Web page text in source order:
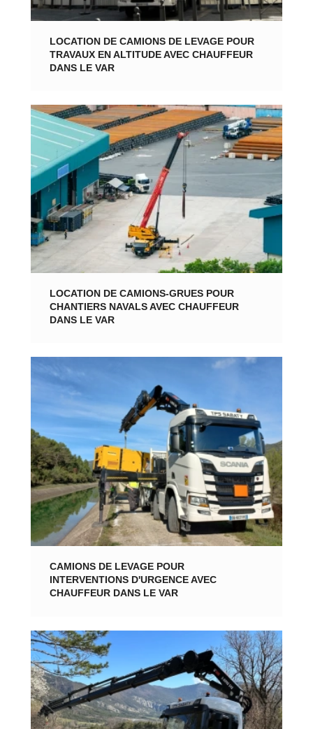
LOCATION DE CAMIONS DE LEVAGE POUR
TRAVAUX EN ALTITUDE AVEC CHAUFFEUR
DANS LE VAR
LOCATION DE CAMIONS-GRUES POUR
CHANTIERS NAVALS AVEC CHAUFFEUR
DANS LE VAR
CAMIONS DE LEVAGE POUR
INTERVENTIONS D'URGENCE AVEC
CHAUFFEUR DANS LE VAR